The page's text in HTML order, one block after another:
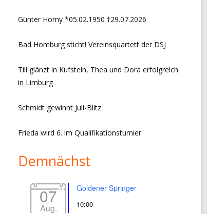
+ EVENTS
Günter Horny *05.02.1950 †29.07.2026
Bad Homburg sticht! Vereinsquartett der DSJ
Till glänzt in Kufstein, Thea und Dora erfolgreich
in Limburg
Schmidt gewinnt Juli-Blitz
Frieda wird 6. im Qualifikationsturnier
Demnächst
07
Aug.
Goldener Springer
10:00